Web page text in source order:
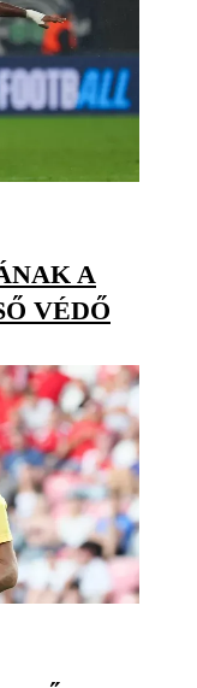
A
VÉDŐ